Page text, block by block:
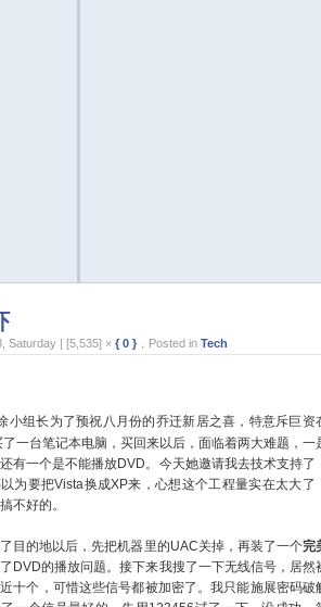
Saturday | [5,535] ×{ 0 } ，Posted inTech
组长为了预祝八月份的乔迁新居之喜，特意斥巨资
一台笔记本电脑，买回来以后，面临着两大难题，一
有一个是不能播放DVD。今天她邀请我去技术支持了
为要把Vista换成XP来，心想这个工程量实在太大了
不好的。
的地以后，先把机器里的UAC关掉，再装了一个完
DVD的播放问题。接下来我搜了一下无线信号，居然
十个，可惜这些信号都被加密了。我只能施展密码破